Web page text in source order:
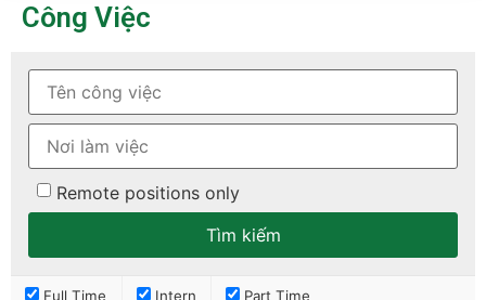
Công Việc
Remote positions only
Full Time Intern
Part Time